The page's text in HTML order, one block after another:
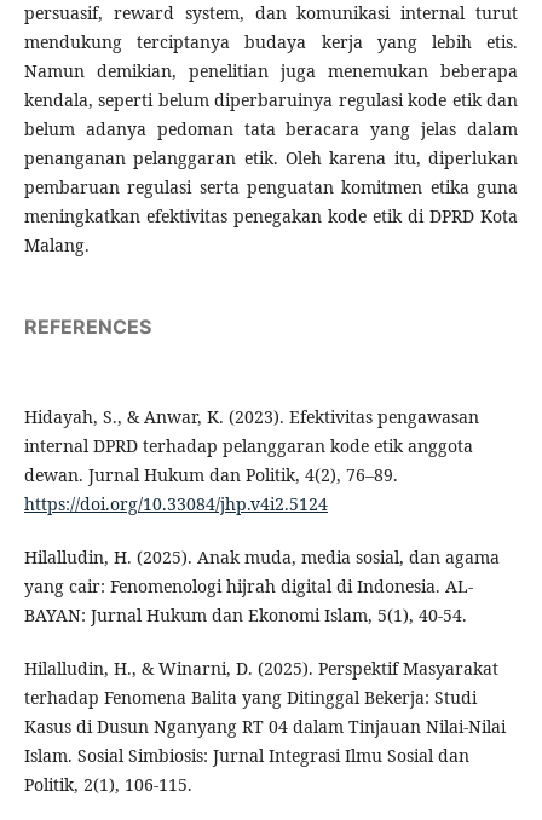
persuasif, reward system, dan komunikasi internal turut
mendukung terciptanya budaya kerja yang lebih etis.
Namun demikian, penelitian juga menemukan beberapa
kendala, seperti belum diperbaruinya regulasi kode etik dan
belum adanya pedoman tata beracara yang jelas dalam
penanganan pelanggaran etik. Oleh karena itu, diperlukan
pembaruan regulasi serta penguatan komitmen etika guna
meningkatkan efektivitas penegakan kode etik di DPRD Kota
Malang.
REFERENCES
Hidayah, S., & Anwar, K. (2023). Efektivitas pengawasan
internal DPRD terhadap pelanggaran kode etik anggota
dewan. Jurnal Hukum dan Politik, 4(2), 76–89.
https://doi.org/10.33084/jhp.v4i2.5124
Hilalludin, H. (2025). Anak muda, media sosial, dan agama
yang cair: Fenomenologi hijrah digital di Indonesia. AL-
BAYAN: Jurnal Hukum dan Ekonomi Islam, 5(1), 40-54.
Hilalludin, H., & Winarni, D. (2025). Perspektif Masyarakat
terhadap Fenomena Balita yang Ditinggal Bekerja: Studi
Kasus di Dusun Nganyang RT 04 dalam Tinjauan Nilai-Nilai
Islam. Sosial Simbiosis: Jurnal Integrasi Ilmu Sosial dan
Politik, 2(1), 106-115.